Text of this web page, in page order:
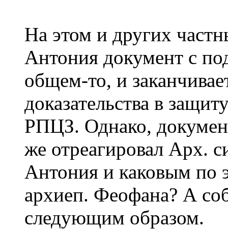
На этом и других
Антония документ с
общем-то, и
доказательства в
РПЦЗ. Однако,
же отреагировал Арх.
Антония и каковым по
архиеп. Феофана? А
следующим образом.